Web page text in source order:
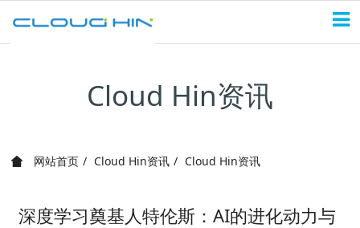
Cloud Hin资讯
网站首页 Cloud Hin资讯 Cloud Hin资讯
深度学习奠基人特伦斯：AI的进化动力与